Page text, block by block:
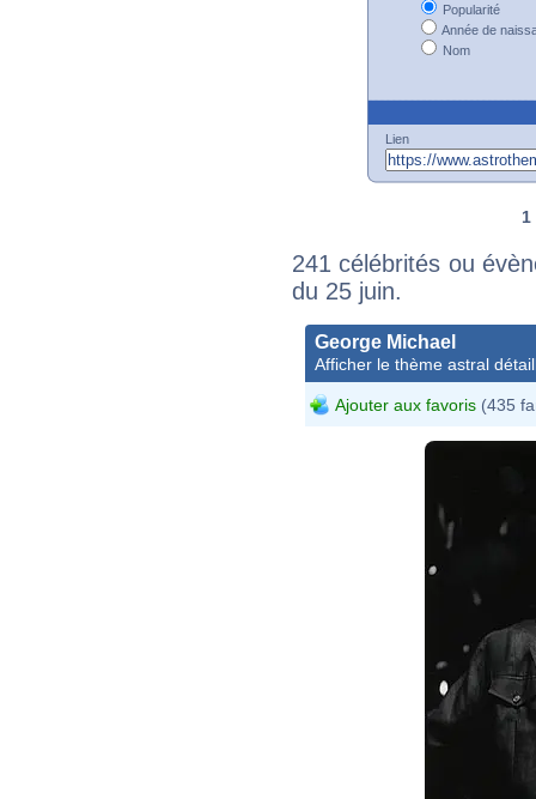
Popularité
Année de
Nom
Lien
1
241 célébrités ou
du 25 juin.
George Michael
Afficher le thème astral
Ajouter aux favoris (435